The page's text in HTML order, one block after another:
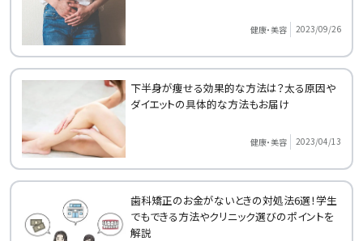
健康・美容 2023/09/26
下半身が痩せる効果的な方法は？太る原因や
ダイエットの具体的な方法もお届け
健康・美容 2023/04/13
歯科矯正のお金がないときの対処法6選！学生
でもできる方法やクリニック選びのポイントを
解説